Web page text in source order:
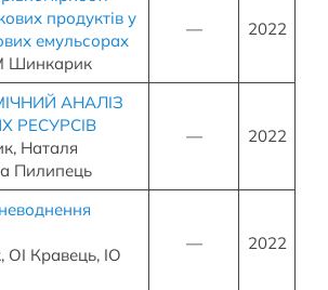
продуктів у
емульсорах
Шинкарик
— 2022
АНАЛІЗ
РЕСУРСІВ
Наталя
Пилипець
— 2022
Кравець, ІО
— 2022